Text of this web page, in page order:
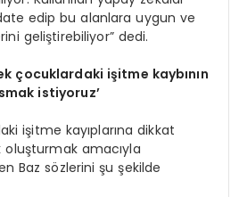
edip bu alanlara uygun ve
geliştirebiliyor” dedi.
çocuklardaki işitme kaybının
istiyoruz’
işitme kayıplarına dikkat
oluşturmak amacıyla
Baz sözlerini şu şekilde